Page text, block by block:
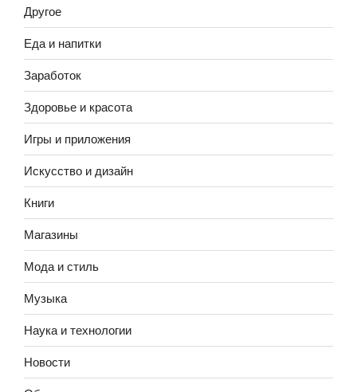
Другое
Еда и напитки
Заработок
Здоровье и красота
Игры и приложения
Искусство и дизайн
Книги
Магазины
Мода и стиль
Музыка
Наука и технологии
Новости